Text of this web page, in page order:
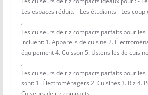
Les espaces réduits - Les étudiants - Les
,
Les cuiseurs de riz compacts parfaits pour les
incluent: 1. Appareils de cuisine 2.
équipement 4. Cuisson 5. Ustensiles de cuisine
,
Les cuiseurs de riz compacts parfaits pour les
sont: 1. Électroménagers 2. Cuisines 3. Riz 4.
Cuiseurs de riz compacts